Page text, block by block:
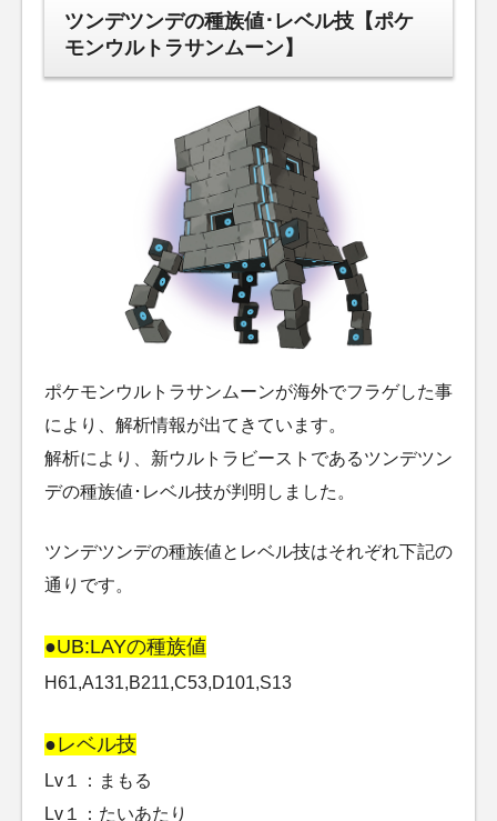
ツンデツンデの種族値･レベル技【ポケ
モンウルトラサンムーン】
ポケモンウルトラサンムーンが海外でフラゲした事
により、解析情報が出てきています。
解析により、新ウルトラビーストであるツンデツン
デの種族値･レベル技が判明しました。
ツンデツンデの種族値とレベル技はそれぞれ下記の
通りです。
●UB:LAYの種族値
H61,A131,B211,C53,D101,S13
●レベル技
Lv１：まもる
Lv１：たいあたり